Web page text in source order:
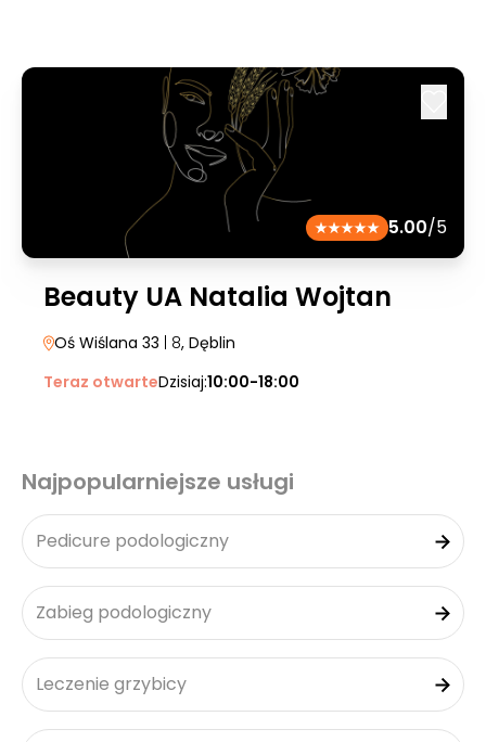
5.00/5
Beauty UA Natalia Wojtan
Oś Wiślana 33 | 8, Dęblin
Teraz otwarteDzisiaj:10:00-18:00
Najpopularniejsze usługi
Pedicure podologiczny
Zabieg podologiczny
Leczenie grzybicy